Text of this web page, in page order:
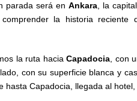
parada será en Ankara, la
comprender la historia
la ruta haciaCapadocia , con
con su superficie blanca y
hasta Capadocia, llegada al